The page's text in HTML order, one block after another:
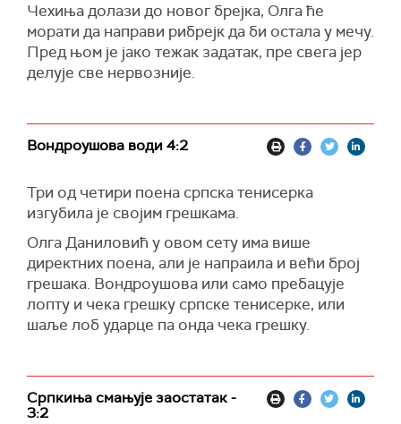
Чехиња долази до новог брејка, Олга ће
морати да направи рибрејк да би остала у мечу.
Пред њом је јако тежак задатак, пре свега јер
делује све нервозније.
Вондроушова води 4:2
Три од четири поена српска тенисерка
изгубила је својим грешкама.
Олга Даниловић у овом сету има више
директних поена, али је напраила и већи број
грешака. Вондроушова или само пребацује
лопту и чека грешку српске тенисерке, или
шаље лоб ударце па онда чека грешку.
Српкиња смањује заостатак -
3:2